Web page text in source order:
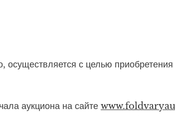
осуществляется с целью
аукциона на сайте